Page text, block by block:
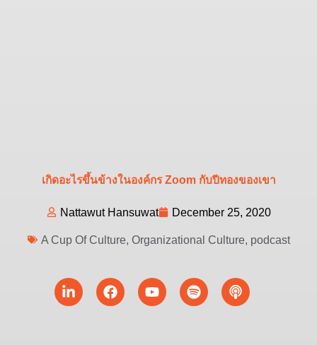
เกิดอะไรขึ้นข้างในองค์กร Zoom กับปีทองของเขา
Nattawut Hansuwat December 25, 2020
A Cup Of Culture, Organizational Culture, podcast
Linkedin-
in
FacebookYoutubeSpotifyPodcast